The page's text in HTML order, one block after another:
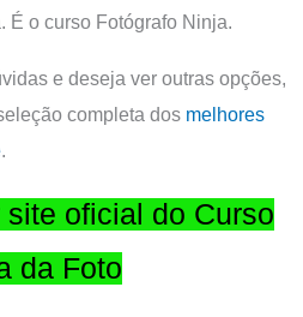
É o curso Fotógrafo Ninja.
e deseja ver outras opções,
completa dos melhores
.
oficial do Curso
da Foto